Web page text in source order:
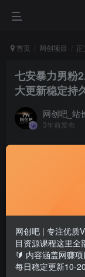
首页 网创项目 正
七安暴力男粉
大更新稳定持
网创吧_站
3年前发布
网创吧 | 专注优质
目资源课程这里全
🔰 内容涵盖网赚
每日稳定更新10-